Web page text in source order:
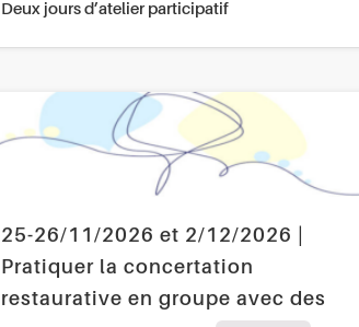
Deux jours d’atelier participatif
25-26/11/2026 et 2/12/2026 |
Pratiquer la concertation
restaurative en groupe avec des